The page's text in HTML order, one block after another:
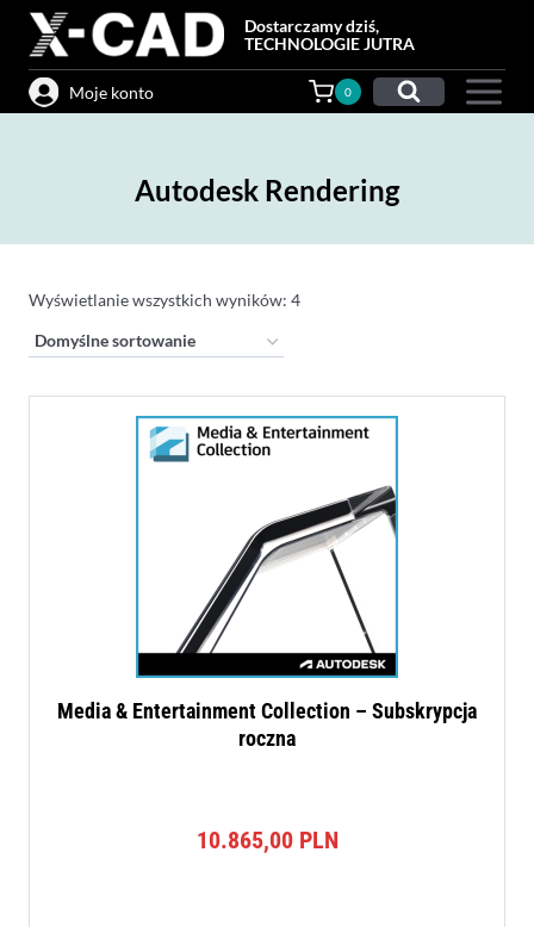
Przejdź
treści
Dostarczamy dziś,
TECHNOLOGIE JUTRA
Moje konto 0
Autodesk Rendering
Wyświetlanie wszystkich wyników: 4
Media & Entertainment Collection – Subskrypcja
roczna
10.865,00 PLN